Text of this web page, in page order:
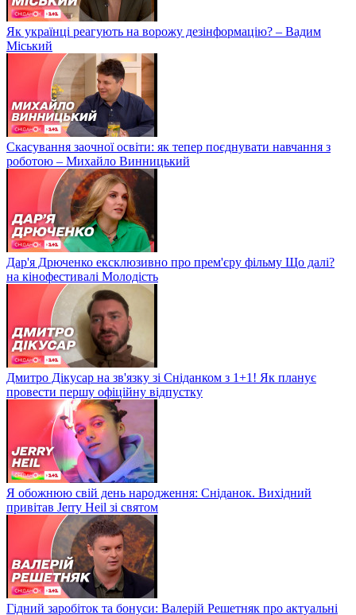
Як українці реагують на ворожу дезінформацію? – Вадим
Міський
Скасування заочної освіти: як тепер поєднувати навчання з
роботою – Михайло Винницький
Дар'я Дрюченко ексклюзивно про прем'єру фільму Що далі?
на кінофестивалі Молодість
Дмитро Дікусар на зв'язку зі Сніданком з 1+1! Як планує
провести першу офіційну відпустку
Я обожнюю свій день народження: Сніданок. Вихідний
привітав Jerry Heil зі святом
Гідний заробіток та бонуси: Валерій Решетняк про актуальні